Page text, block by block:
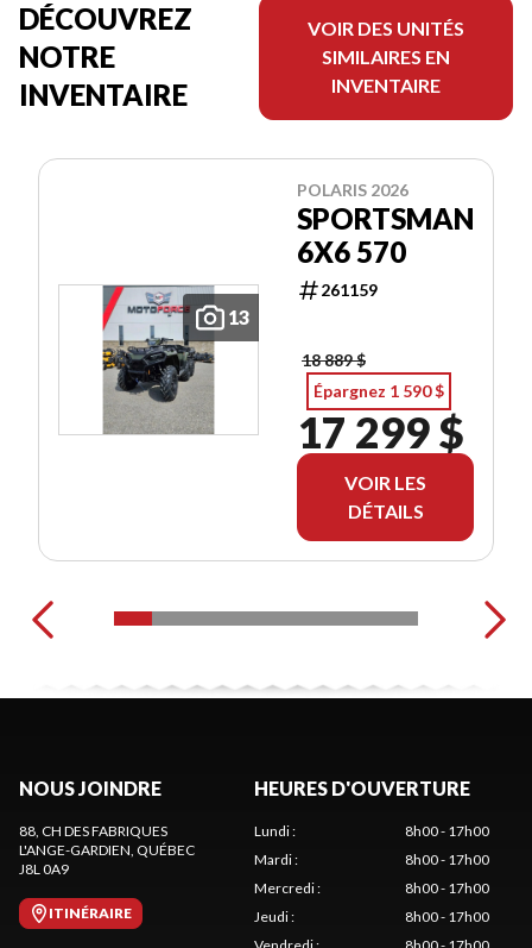
DÉCOUVREZ
NOTRE
INVENTAIRE
VOIR DES UNITÉS
SIMILAIRES EN
INVENTAIRE
13
POLARIS 2026
SPORTSMAN
6X6 570
261159
18 889 $
Épargnez 1 590 $
17 299 $
VOIR LES
DÉTAILS
NOUS JOINDRE
88, CH DES FABRIQUES
L'ANGE-GARDIEN, QUÉBEC
J8L 0A9
ITINÉRAIRE
HEURES D'OUVERTURE
Lundi:
8h00 - 17h00
Mardi:
8h00 - 17h00
Mercredi:
8h00 - 17h00
Jeudi:
8h00 - 17h00